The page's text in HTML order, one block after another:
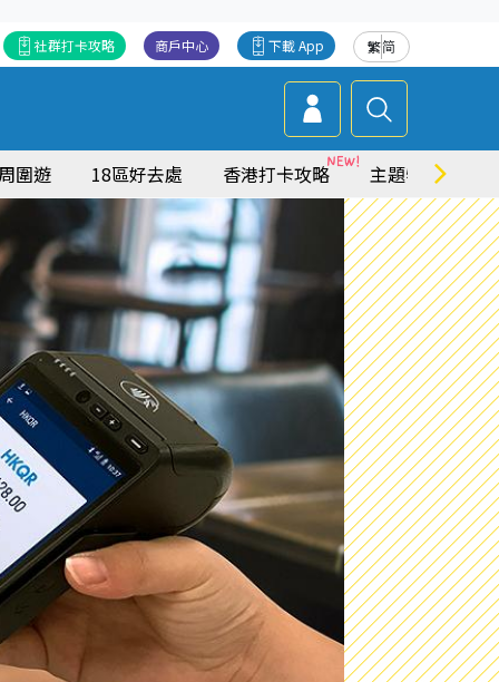
繁简
下載 App
商戶中心
社群打卡攻略
圍遊 18區好去處 香港打卡攻略 主題特集